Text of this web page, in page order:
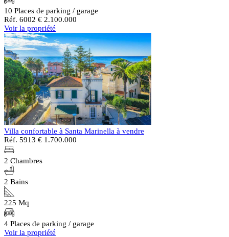
10 Places de parking / garage
Réf. 6002 € 2.100.000
Voir la propriété
Villa confortable à Santa Marinella à vendre
Réf. 5913 € 1.700.000
2 Chambres
2 Bains
225 Mq
4 Places de parking / garage
Voir la propriété